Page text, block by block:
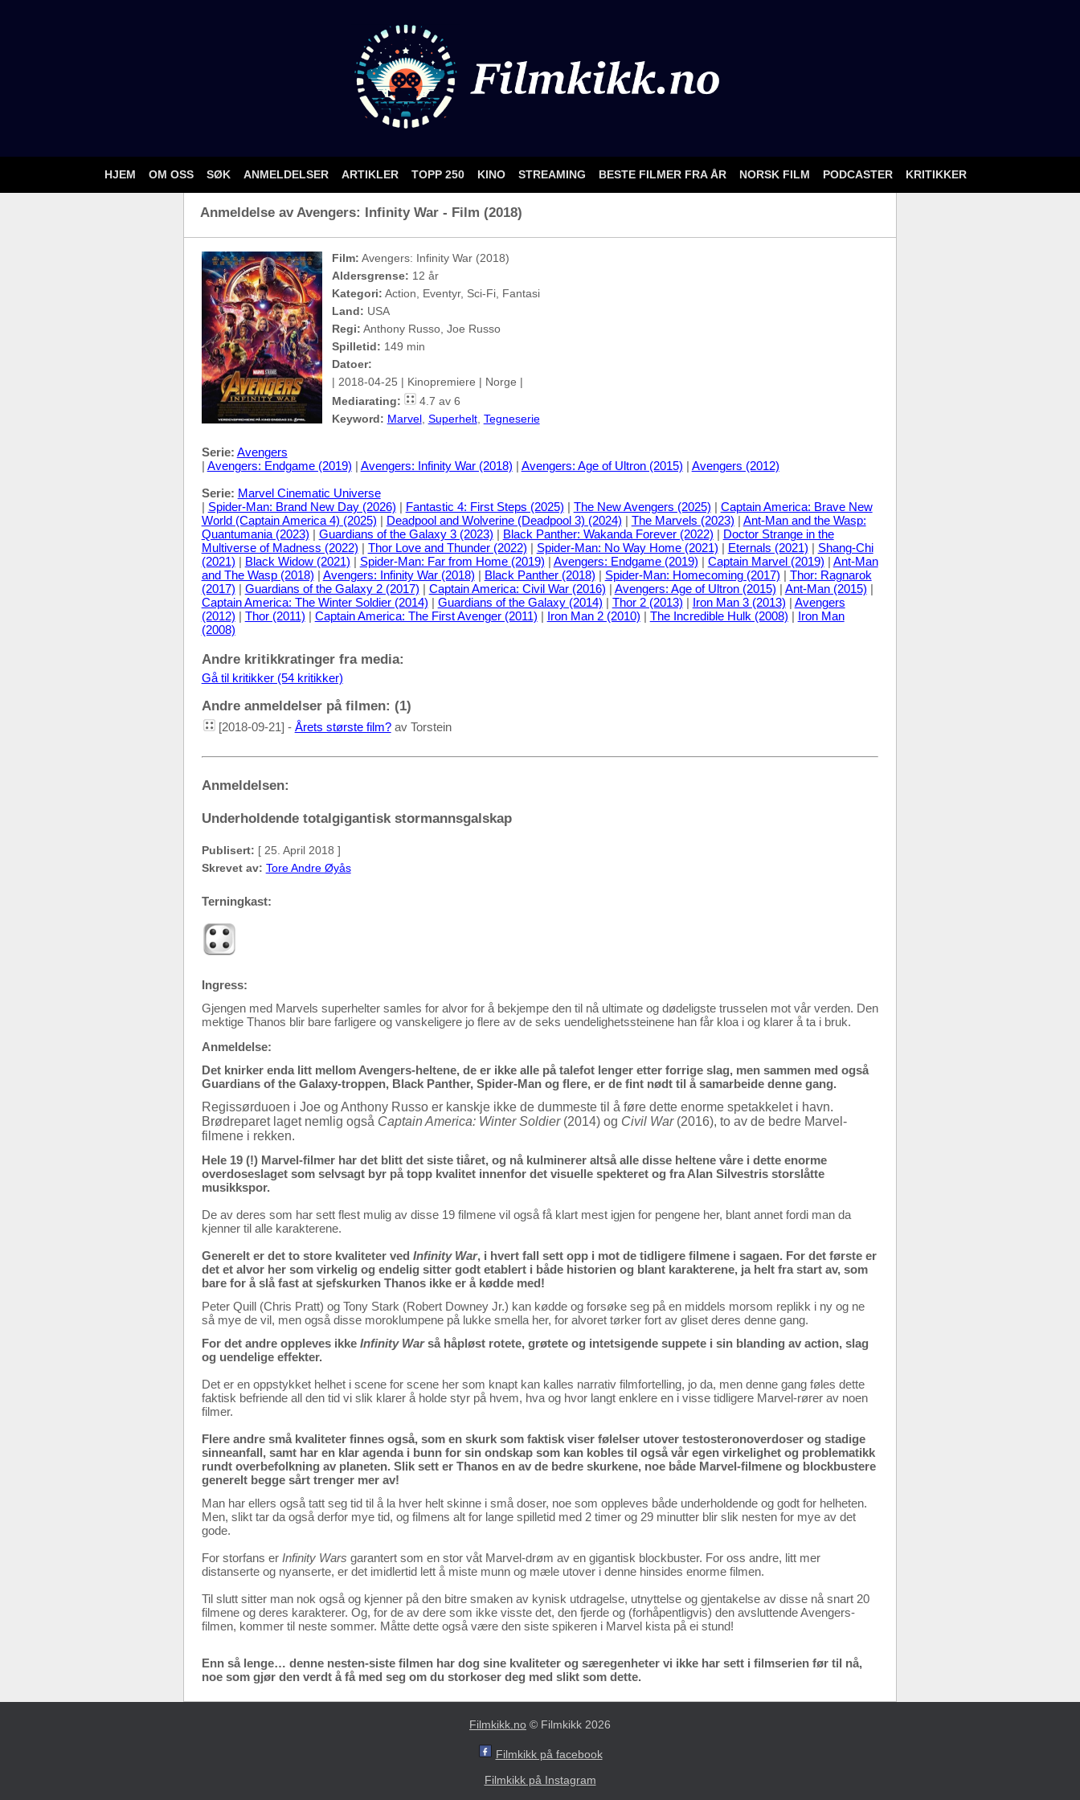
HJEM OM OSS SØK ANMELDELSER ARTIKLER TOPP 250 KINO STREAMING BESTE FILMER FRA ÅR NORSK FILM PODCASTER KRITIKKER
Anmeldelse av Avengers: Infinity War - Film (2018)
Film: Avengers: Infinity War (2018)
Aldersgrense: 12 år
Kategori: Action, Eventyr, Sci-Fi, Fantasi
Land: USA
Regi: Anthony Russo, Joe Russo
Spilletid: 149 min
Datoer:
| 2018-04-25 | Kinopremiere | Norge |
Mediarating:
4.7 av 6
Keyword: Marvel, Superhelt, Tegneserie
Serie: Avengers
| Avengers: Endgame (2019) | Avengers: Infinity War (2018) | Avengers: Age of Ultron (2015) | Avengers (2012)
Serie: Marvel Cinematic Universe
| Spider-Man: Brand New Day (2026) | Fantastic 4: First Steps (2025) | The New Avengers (2025) | Captain America: Brave New
World (Captain America 4) (2025) | Deadpool and Wolverine (Deadpool 3) (2024) | The Marvels (2023) | Ant-Man and the Wasp:
Quantumania (2023) | Guardians of the Galaxy 3 (2023) | Black Panther: Wakanda Forever (2022) | Doctor Strange in the
Multiverse of Madness (2022) | Thor Love and Thunder (2022) | Spider-Man: No Way Home (2021) | Eternals (2021) | Shang-Chi
(2021) | Black Widow (2021) | Spider-Man: Far from Home (2019) | Avengers: Endgame (2019) | Captain Marvel (2019) | Ant-Man
and The Wasp (2018) | Avengers: Infinity War (2018) | Black Panther (2018) | Spider-Man: Homecoming (2017) | Thor: Ragnarok
(2017) | Guardians of the Galaxy 2 (2017) | Captain America: Civil War (2016) | Avengers: Age of Ultron (2015) | Ant-Man (2015) |
Captain America: The Winter Soldier (2014) | Guardians of the Galaxy (2014) | Thor 2 (2013) | Iron Man 3 (2013) | Avengers
(2012) | Thor (2011) | Captain America: The First Avenger (2011) | Iron Man 2 (2010) | The Incredible Hulk (2008) | Iron Man
(2008)
Andre kritikkratinger fra media:
Gå til kritikker (54 kritikker)
Andre anmeldelser på filmen: (1)
[2018-09-21] - Årets største film?av Torstein
Anmeldelsen:
Underholdende totalgigantisk stormannsgalskap
Publisert: [ 25. April 2018 ]
Skrevet av: Tore Andre Øyås
Terningkast:
Ingress:
Gjengen med Marvels superhelter samles for alvor for å bekjempe den til nå ultimate og dødeligste trusselen mot vår verden. Den
mektige Thanos blir bare farligere og vanskeligere jo flere av de seks uendelighetssteinene han får kloa i og klarer å ta i bruk.
Anmeldelse:
Det knirker enda litt mellom Avengers-heltene, de er ikke alle på talefot lenger etter forrige slag, men sammen med også
Guardians of the Galaxy-troppen, Black Panther, Spider-Man og flere, er de fint nødt til å samarbeide denne gang.
Regissørduoen i Joe og Anthony Russo er kanskje ikke de dummeste til å føre dette enorme spetakkelet i havn.
Brødreparet laget nemlig også Captain America: Winter Soldier(2014) og Civil War (2016), to av de bedre Marvel-
filmene i rekken.
Hele 19 (!) Marvel-filmer har det blitt det siste tiåret, og nå kulminerer altså alle disse heltene våre i dette enorme
overdoseslaget som selvsagt byr på topp kvalitet innenfor det visuelle spekteret og fra Alan Silvestris storslåtte
musikkspor.
De av deres som har sett flest mulig av disse 19 filmene vil også få klart mest igjen for pengene her, blant annet fordi man da
kjenner til alle karakterene.
Generelt er det to store kvaliteter ved Infinity War, i hvert fall sett opp i mot de tidligere filmene i sagaen. For det første er
det et alvor her som virkelig og endelig sitter godt etablert i både historien og blant karakterene, ja helt fra start av, som
bare for å slå fast at sjefskurken Thanos ikke er å kødde med!
Peter Quill (Chris Pratt) og Tony Stark (Robert Downey Jr.) kan kødde og forsøke seg på en middels morsom replikk i ny og ne
så mye de vil, men også disse moroklumpene på lukke smella her, for alvoret tørker fort av gliset deres denne gang.
For det andre oppleves ikke Infinity Warså håpløst rotete, grøtete og intetsigende suppete i sin blanding av action, slag
og uendelige effekter.
Det er en oppstykket helhet i scene for scene her som knapt kan kalles narrativ filmfortelling, jo da, men denne gang føles dette
faktisk befriende all den tid vi slik klarer å holde styr på hvem, hva og hvor langt enklere en i visse tidligere Marvel-rører av noen
filmer.
Flere andre små kvaliteter finnes også, som en skurk som faktisk viser følelser utover testosteronoverdoser og stadige
sinneanfall, samt har en klar agenda i bunn for sin ondskap som kan kobles til også vår egen virkelighet og problematikk
rundt overbefolkning av planeten. Slik sett er Thanos en av de bedre skurkene, noe både Marvel-filmene og blockbustere
generelt begge sårt trenger mer av!
Man har ellers også tatt seg tid til å la hver helt skinne i små doser, noe som oppleves både underholdende og godt for helheten.
Men, slikt tar da også derfor mye tid, og filmens alt for lange spilletid med 2 timer og 29 minutter blir slik nesten for mye av det
gode.
For storfans er Infinity Wars garantert som en stor våt Marvel-drøm av en gigantisk blockbuster. For oss andre, litt mer
distanserte og nyanserte, er det imidlertid lett å miste munn og mæle utover i denne hinsides enorme filmen.
Til slutt sitter man nok også og kjenner på den bitre smaken av kynisk utdragelse, utnyttelse og gjentakelse av disse nå snart 20
filmene og deres karakterer. Og, for de av dere som ikke visste det, den fjerde og (forhåpentligvis) den avsluttende Avengers-
filmen, kommer til neste sommer. Måtte dette også være den siste spikeren i Marvel kista på ei stund!
Enn så lenge… denne nesten-siste filmen har dog sine kvaliteter og særegenheter vi ikke har sett i filmserien før til nå,
noe som gjør den verdt å få med seg om du storkoser deg med slikt som dette.
Filmkikk.no © Filmkikk 2026
Filmkikk på facebook
Filmkikk på Instagram